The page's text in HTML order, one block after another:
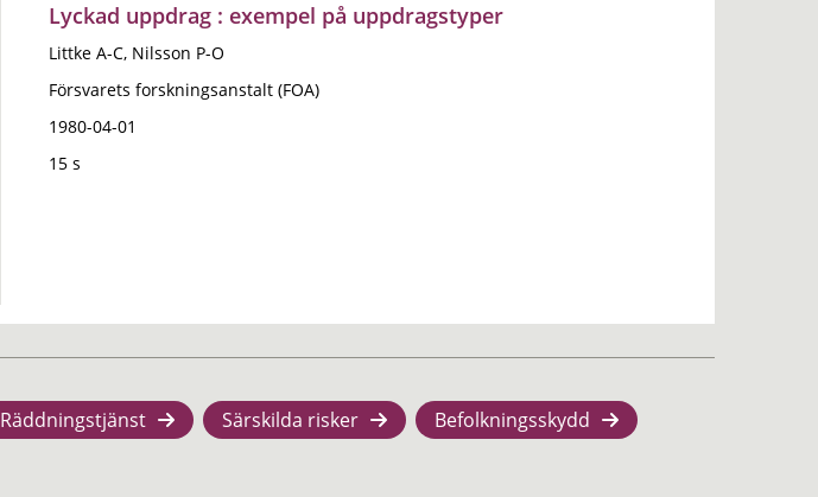
Lyckad uppdrag : exempel på uppdragstyper
Littke A-C, Nilsson P-O
Försvarets forskningsanstalt (FOA)
1980-04-01
15 s
Räddningstjänst Särskilda risker Befolkningsskydd